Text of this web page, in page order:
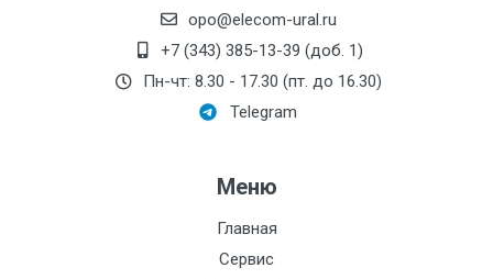
opo@elecom-ural.ru
+7 (343) 385-13-39 (доб. 1)
Пн-чт: 8.30 - 17.30 (пт. до 16.30)
Telegram
Меню
Главная
Сервис